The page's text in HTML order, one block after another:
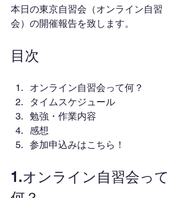
本日の東京自習会（オンライン自習
会）の開催報告を致します。
目次
オンライン自習会って何？
タイムスケジュール
勉強・作業内容
感想
参加申込みはこちら！
1.オンライン自習会って